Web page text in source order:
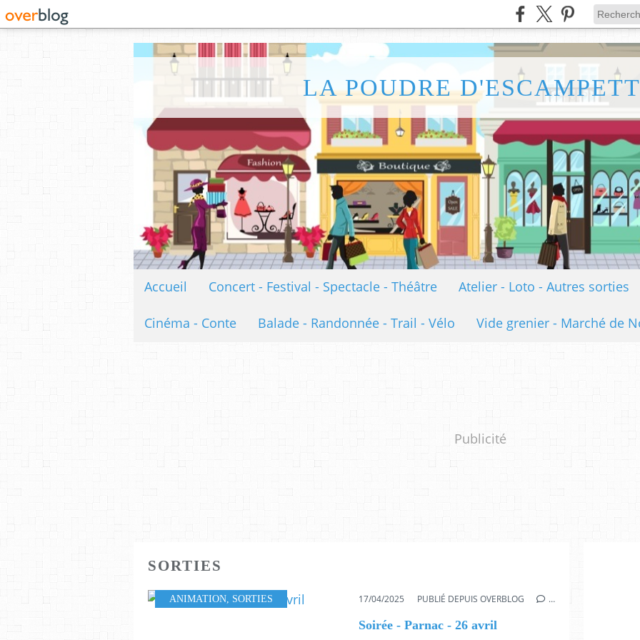
LA POUDRE
Accueil Concert - Festival - Spectacle - Théâtre Atelier - Loto - Autres sorties
Cinéma - Conte Balade - Randonnée - Trail - Vélo Vide grenier - Marché de
Publicité
SORTIES
ANIMATION SORTIES 17/04/2025 PUBLIÉ DEPUIS OVERBLOG …
Soirée - Parnac - 26 avril